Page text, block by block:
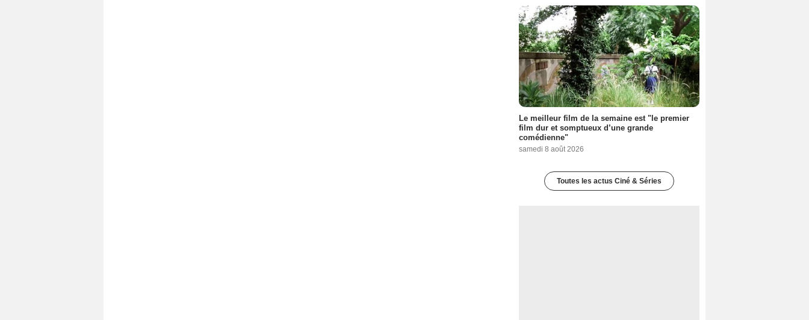
Le meilleur film de la semaine est "le premier
film dur et somptueux d’une grande
comédienne"
samedi 8 août 2026
Toutes les actus Ciné & Séries